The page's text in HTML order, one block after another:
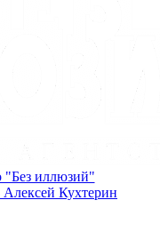
"Без иллюзий"
Алексей Кухтерин